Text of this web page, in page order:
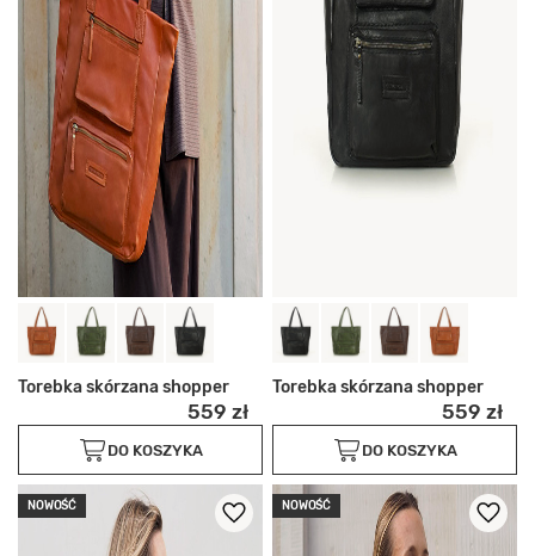
Torebka skórzana shopper
559 zł
DO KOSZYKA
Torebka skórzana shopper
559 zł
DO KOSZYKA
NOWOŚĆ NOWOŚĆ